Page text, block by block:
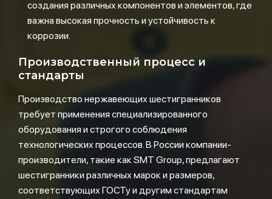
создания различных компонентов и элементов, где
важна высокая прочность и устойчивость к
коррозии.
Производственный процесс и
стандарты
Производство нержавеющих шестигранников
требует применения специализированного
оборудования и строгого соблюдения
технологических процессов. В России компании-
производители, такие как SMT Group, предлагают
шестигранники различных марок и размеров,
соответствующих ГОСТу и другим стандартам